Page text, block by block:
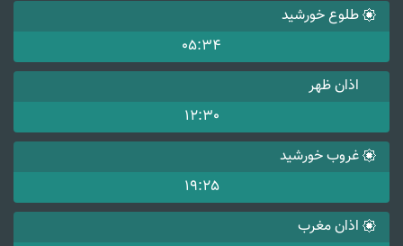
طلوع خورشید
05:34
اذان ظهر
12:30
غروب خورشید
19:25
اذان مغرب